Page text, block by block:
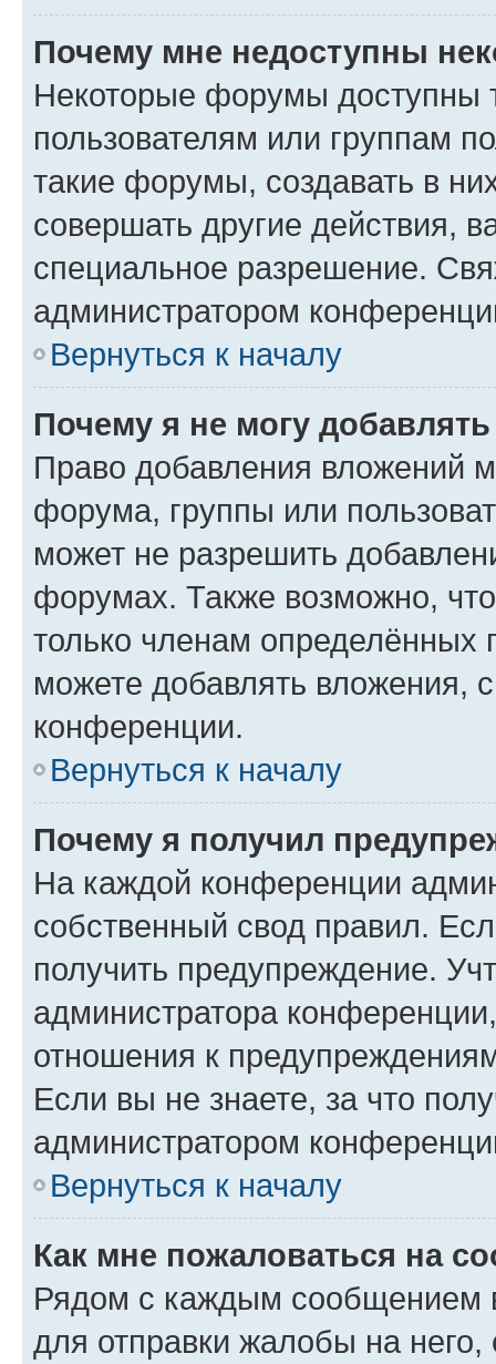
Почему мне недоступны
Некоторые форумы доступны
пользователям или группам
такие форумы, создавать в
совершать другие действия,
специальное разрешение.
администратором
Вернуться к началу
Почему я не могу
Право добавления вложений
форума, группы или
может не разрешить
форумах. Также возможно,
только членам определённых
можете добавлять вложения,
конференции.
Вернуться к началу
Почему я получил
На каждой конференции
собственный свод правил.
получить предупреждение.
администратора
отношения к
Если вы не знаете, за что
администратором
Вернуться к началу
Как мне пожаловаться на
Рядом с каждым сообщением
для отправки жалобы на